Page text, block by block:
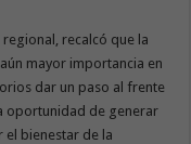
recalcó que la
mayor importancia en
dar un paso al frente
oportunidad de generar
el bienestar de la